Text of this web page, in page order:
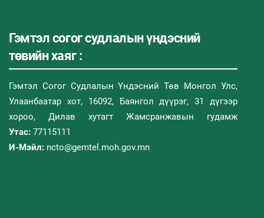
Гэмтэл согог судлалын үндэсний
төвийн хаяг :
Гэмтэл Согог Судлалын Үндэсний Төв Монгол Улс,
Улаанбаатар хот, 16092, Баянгол дүүрэг, 31 дүгээр
хороо, Дилав хутагт Жамсранжавын гудамж
Утас: 77115111
И-Мэйл: ncto@gemtel.moh.gov.mn